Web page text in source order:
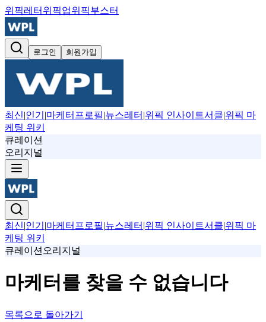
위픽레터 위픽업위픽부스터
로그인 회원가입
최신|인기 |마케터프로필|뉴스레터 |위픽 인사이트서클|위픽 마
케팅 위키
큐레이션
오리지널
최신|인기 |마케터프로필|뉴스레터 |위픽 인사이트서클|위픽 마
케팅 위키
큐레이션 오리지널
마케터를 찾을 수 없습니다
목록으로 돌아가기